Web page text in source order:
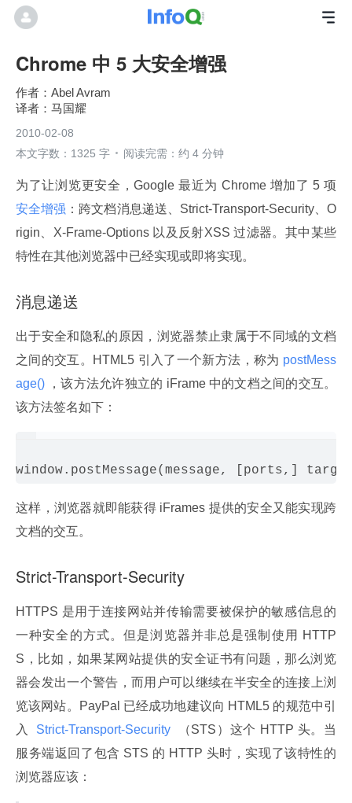
Chrome 中 5 大安全增强
Abel Avram
马国耀
2010-02-08
本文字数：1325 字
阅读完需：约 4 分钟
为了让浏览更安全，Google 最近为 Chrome 增加了 5 项
安全增强 ：跨文档消息递送、Strict-Transport-Security、O
rigin、X-Frame-Options 以及反射XSS 过滤器。其中某些
特性在其他浏览器中已经实现或即将实现。
消息递送
出于安全和隐私的原因，浏览器禁止隶属于不同域的文档
之间的交互。HTML5 引入了一个新方法，称为 postMess
age()
，该方法允许独立的 iFrame 中的文档之间的交互。
该方法签名如下：
这样，浏览器就即能获得 iFrames 提供的安全又能实现跨
文档的交互。
Strict-Transport-Security
HTTPS 是用于连接网站并传输需要被保护的敏感信息的
一种安全的方式。但是浏览器并非总是强制使用 HTTP
S，比如，如果某网站提供的安全证书有问题，那么浏览
器会发出一个警告，而用户可以继续在半安全的连接上浏
览该网站。PayPal 已经成功地建议向 HTML5 的规范中引
入
Strict-Transport-Security
（STS）这个 HTTP 头。当
服务端返回了包含 STS 的 HTTP 头时，实现了该特性的
浏览器应该：